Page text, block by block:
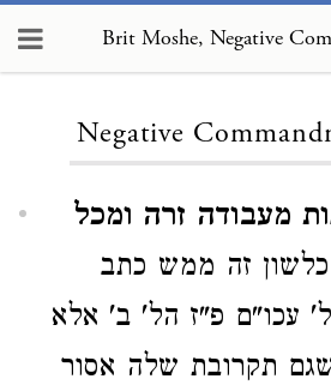
Negative
מעבודה זרה ומכל
כלשון זה ממש כתב
עכו"ם פ"ז הל' ב' אלא
תקרובת שלה אסור